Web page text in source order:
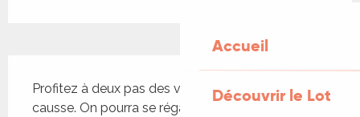
Accueil
Découvrir le Lot
Profitez à deux pas des vignes du paysage du
causse. On pourra se régaler avec les bonnes et